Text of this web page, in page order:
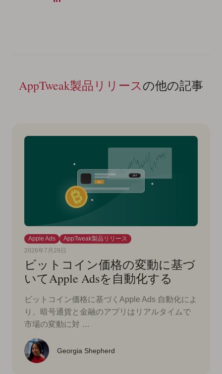
AppTweak製品リリースの他の記事
Apple Ads
AppTweak製品リリース
2026年7月29日
ビットコイン価格の変動に基づ
いてApple Adsを自動化する
ビットコイン価格に基づくApple Ads 自動化によ
り、暗号通貨と金融のアプリはリアルタイムで
市場の変動に対 …
Georgia Shepherd